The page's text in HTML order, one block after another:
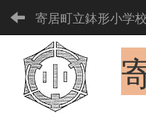
寄居町立鉢形小学校